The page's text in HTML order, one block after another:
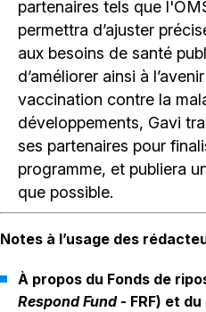
partenaires tels que
permettra d’ajuster
aux besoins de santé
d’améliorer ainsi à
vaccination contre la
développements, Gavi
ses partenaires pour
programme, et publiera
que possible.
Notes à l’usage des
À propos du Fonds de
Respond Fund- FRF) et